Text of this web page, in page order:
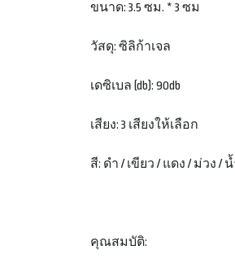
ขนาด: 3.5 ซม. * 3 ซม
วัสดุ: ซิลิก้าเจล
เดซิเบล (db): 90db
เสียง: 3 เสียงให้เลือก
สี: ดำ / เขียว / แดง / ม่วง /
คุณสมบัติ: